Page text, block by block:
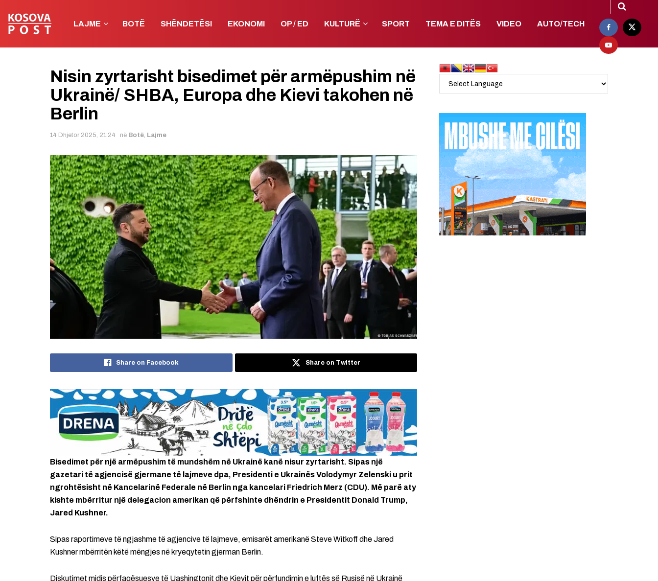
LAJME BOTË SHËNDETËSI EKONOMI OP / ED KULTURË SPORT TEMA E DITËS VIDEO AUTO/TECH
Nisin zyrtarisht bisedimet për armëpushim në
Ukrainë/ SHBA, Europa dhe Kievi takohen në
Berlin
14 Dhjetor 2025, 21:24 në Botë, Lajme
Share on Facebook Share on Twitter
Bisedimet për një armëpushim të mundshëm në Ukrainë kanë nisur zyrtarisht. Sipas një
gazetari të agjencisë gjermane të lajmeve dpa, Presidenti e Ukrainës Volodymyr Zelenski u prit
ngrohtësisht në Kancelarinë Federale në Berlin nga kancelari Friedrich Merz (CDU). Më parë aty
kishte mbërritur një delegacion amerikan që përfshinte dhëndrin e Presidentit Donald Trump,
Jared Kushner.
Sipas raportimeve të ngjashme të agjencive të lajmeve, emisarët amerikanë Steve Witkoff dhe Jared
Kushner mbërritën këtë mëngjes në kryeqytetin gjerman Berlin.
Diskutimet midis përfaqësuesve të Uashingtonit dhe Kievit për përfundimin e luftës së Rusisë në Ukrainë